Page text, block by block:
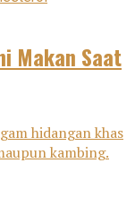
Makan Saat
hidangan khas
kambing.